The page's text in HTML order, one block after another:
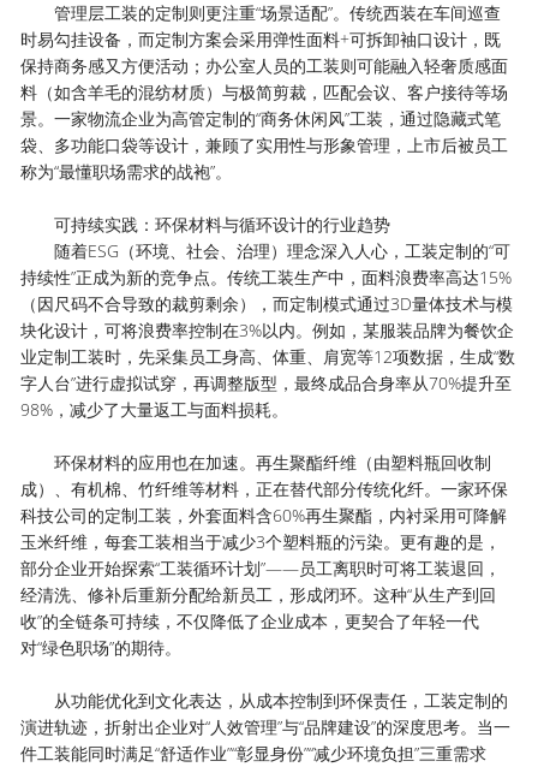
管理层工装的定制则更注重“场景适配”。传统西装在车间巡查
时易勾挂设备，而定制方案会采用弹性面料+可拆卸袖口设计，既
保持商务感又方便活动；办公室人员的工装则可能融入轻奢质感面
料（如含羊毛的混纺材质）与极简剪裁，匹配会议、客户接待等场
景。一家物流企业为高管定制的“商务休闲风”工装，通过隐藏式笔
袋、多功能口袋等设计，兼顾了实用性与形象管理，上市后被员工
称为“最懂职场需求的战袍”。
可持续实践：环保材料与循环设计的行业趋势
随着ESG（环境、社会、治理）理念深入人心，工装定制的“可
持续性”正成为新的竞争点。传统工装生产中，面料浪费率高达15%
（因尺码不合导致的裁剪剩余），而定制模式通过3D量体技术与模
块化设计，可将浪费率控制在3%以内。例如，某服装品牌为餐饮企
业定制工装时，先采集员工身高、体重、肩宽等12项数据，生成“数
字人台”进行虚拟试穿，再调整版型，最终成品合身率从70%提升至
98%，减少了大量返工与面料损耗。
环保材料的应用也在加速。再生聚酯纤维（由塑料瓶回收制
成）、有机棉、竹纤维等材料，正在替代部分传统化纤。一家环保
科技公司的定制工装，外套面料含60%再生聚酯，内衬采用可降解
玉米纤维，每套工装相当于减少3个塑料瓶的污染。更有趣的是，
部分企业开始探索“工装循环计划”——员工离职时可将工装退回，
经清洗、修补后重新分配给新员工，形成闭环。这种“从生产到回
收”的全链条可持续，不仅降低了企业成本，更契合了年轻一代
对“绿色职场”的期待。
从功能优化到文化表达，从成本控制到环保责任，工装定制的
演进轨迹，折射出企业对“人效管理”与“品牌建设”的深度思考。当一
件工装能同时满足“舒适作业”“彰显身份”“减少环境负担”三重需求